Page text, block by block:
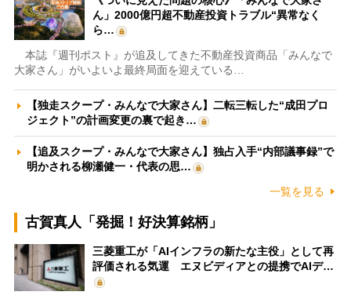
ん」2000億円超不動産投資トラブル“異常なく
ら…
本誌『週刊ポスト』が追及してきた不動産投資商品「みんなで
大家さん」がいよいよ最終局面を迎えている…
【独走スクープ・みんなで大家さん】二転三転した“成田プロ
ジェクト”の計画変更の裏で起き…
【追及スクープ・みんなで大家さん】独占入手“内部議事録”で
明かされる柳瀬健一・代表の思…
一覧を見る
古賀真人「発掘！好決算銘柄」
三菱重工が「AIインフラの新たな主役」として再
評価される気運 エヌビディアとの提携でAIデ…